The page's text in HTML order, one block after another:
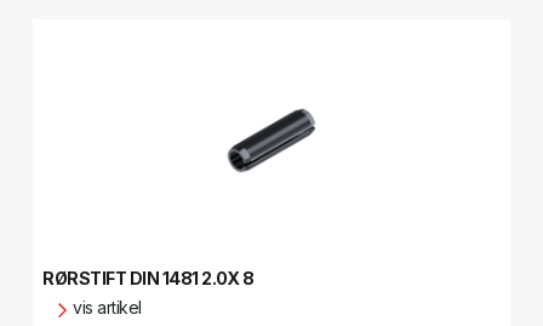
RØRSTIFT DIN 1481 2.0X 8
vis artikel